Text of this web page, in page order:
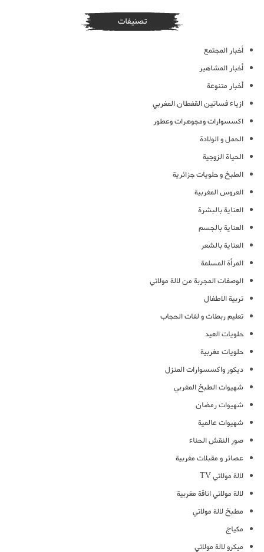
تصنيفات
أخبار المجتمع
أخبار المشاهير
أخبار متنوعة
ازياء فساتين القفطان المغربي
اكسسوارات ومجوهرات وعطور
الحمل و الولادة
الحياة الزوجية
الطبخ و حلويات جزائرية
العروس المغربية
العناية بالبشرة
العناية بالجسم
العناية بالشعر
المرأة المسلمة
الوصفات المجربة من لالة مولاتي
تربية الاطفال
تعليم ربطات و لفات الحجاب
حلويات العيد
حلويات مغربية
ديكور واكسسوارات المنزل
شهيوات الطبخ المغربي
شهيوات رمضان
شهيوات عالمية
صور النقش الحناء
عصائر و مقبلات مغربية
لالة مولاتي TV
لالة مولاتي اناقة مغربية
مطبخ لالة مولاتي
مكياج
ميكرو لالة مولاتي